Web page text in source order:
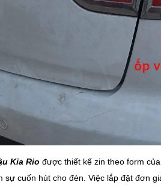
Kia Rio được thiết kế zin theo form
sự cuốn hút cho đèn. Việc lắp đặt đơn